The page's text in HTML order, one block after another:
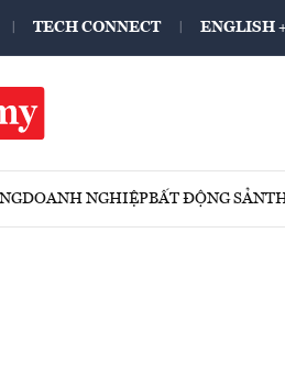
TECH CONNECT ENGLISH
DOANH NGHIỆPBẤT ĐỘNG SẢN